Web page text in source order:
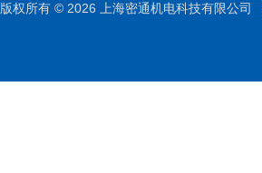
版权所有 © 2026 上海密通机电科技有限公司